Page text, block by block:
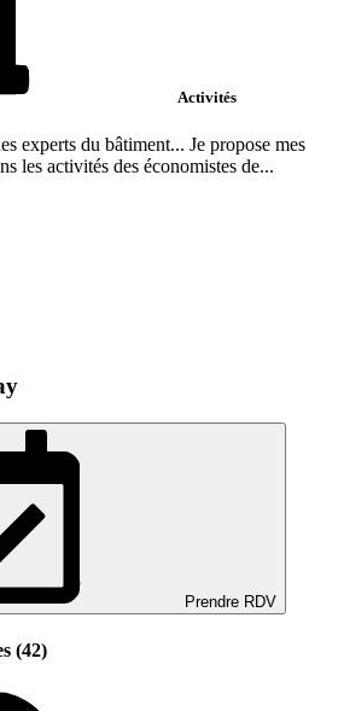
Activités
experts du bâtiment... Je propose mes
les activités des économistes de...
Prendre RDV
(42)